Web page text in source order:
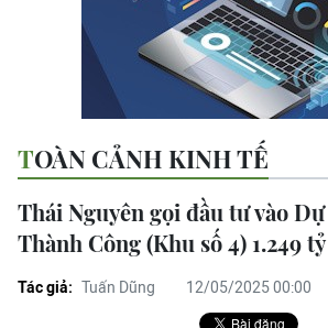
TOÀN CẢNH KINH TẾ
Thái Nguyên gọi đầu tư vào
Thành Công (Khu số 4) 1.249
Tác giả: Tuấn Dũng 12/05/2025 00:00